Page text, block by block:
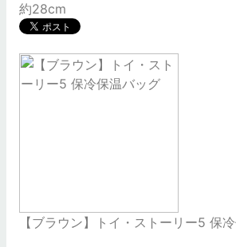
約28cm
【ブラウン】トイ・ストーリー5 保